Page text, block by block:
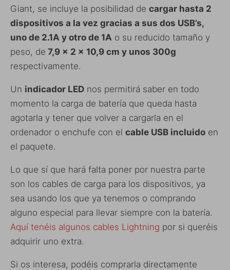
Giant, se incluye la posibilidad de cargar hasta 2
dispositivos a la vez gracias a sus dos USB’s,
uno de 2.1A y otro de 1A o su reducido tamaño y
peso, de 7,9 x 2 x 10,9 cm y unos 300g
respectivamente.
Un indicador LED nos permitirá saber en todo
momento la carga de batería que queda hasta
agotarla y tener que volver a cargarla en el
ordenador o enchufe con el cable USB incluido en
el paquete.
Lo que sí que hará falta poner por nuestra parte
son los cables de carga para los dispositivos, ya
sea usando los que ya tenemos o comprando
alguno especial para llevar siempre con la batería.
Aquí tenéis algunos cables Lightning por si queréis
adquirir uno extra.
Si os interesa, podéis comprarla directamente